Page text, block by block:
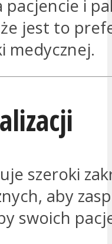
i
jest to
medycznej.
szeroki
aby
swoich